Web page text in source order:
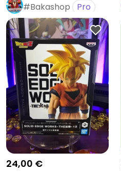
#Bakashop Pro
24,00 €